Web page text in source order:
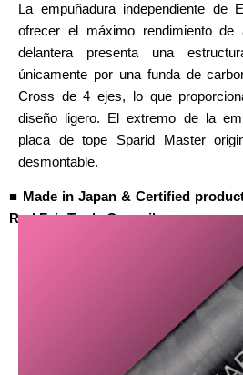
La empuñadura independiente de
ofrecer el máximo rendimiento de
delantera presenta una
únicamente por una funda de
Cross de 4 ejes, lo que
diseño ligero. El extremo de la
placa de tope Sparid Master
desmontable.
■ Made in Japan & Certified
Rod Fair Trade Council